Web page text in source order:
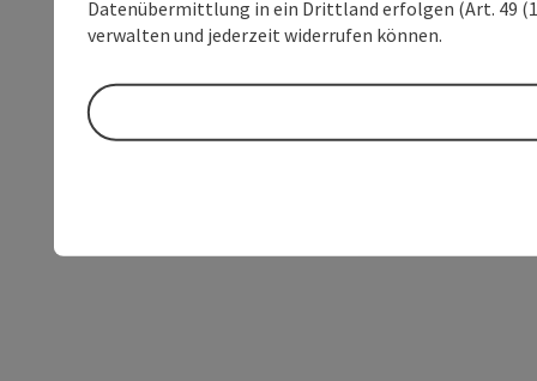
Datenübermittlung in ein Drittland erfolgen (Art. 49
verwalten und jederzeit widerrufen können.